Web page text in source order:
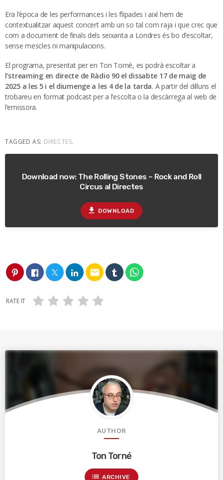
Era l’època de les performances i les flipades i així hem de
contextualitzar aquest concert amb un so tal com raja i que crec que
com a document de finals dels seixanta a Londres és bo d’escoltar,
sense mescles ni manipulacions.
El programa, presentat per en Ton Torné, es podrà escoltar a
l’streaming en directe de Ràdio 90 el dissabte 17 de maig de
2025 a les 5 i el diumenge a les 4 de la tarda. A partir del dilluns el
trobareu en format podcast per a l’escolta o la descàrrega al web de
l’emissora.
TAGGED AS: DIRECTES.
Download now: The Rolling Stones – Rock and Roll
Circus al Directes
file_download DOWNLOAD
email
RATE IT
AUTHOR
Ton Torné
list ARCHIVE